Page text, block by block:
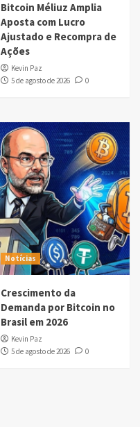
Bitcoin Méliuz Amplia
Aposta com Lucro
Ajustado e Recompra de
Ações
Kevin Paz
5 de agosto de 2026
0
Notícias
Crescimento da
Demanda por Bitcoin no
Brasil em 2026
Kevin Paz
5 de agosto de 2026
0